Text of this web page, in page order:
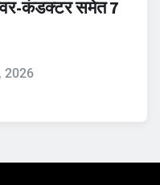
कंडक्टर समेत 7
2026